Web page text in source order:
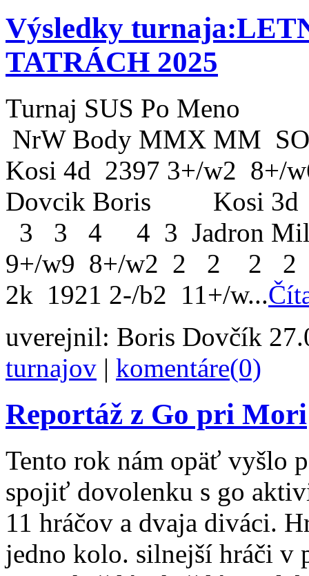
Výsledky
TATRÁCH 2025
Turnaj SUS Po
NrW Body MMX MM
Kosi 4d 2397 3+/w2
Dovcik Boris Kosi 3d
3 3 4 4 3 Jadron
9+/w9 8+/w2 2 2 2
2k 1921 2-/b2 11+/w...
uverejnil: Boris Dovčík
turnajov | komentáre(0)
Reportáž z Go pri Mori
Tento rok nám opäť vyšlo
spojiť dovolenku s go
11 hráčov a dvaja diváci.
jedno kolo. silnejší hráči v